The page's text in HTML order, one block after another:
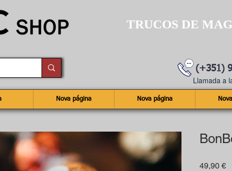
TRUCOS DE
(+351)
Llamada a
Nova página Nova página
49,90 €